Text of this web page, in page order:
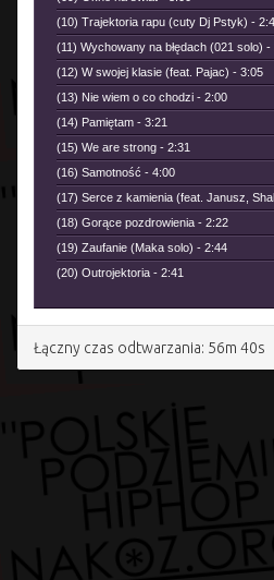
(10) Trajektoria rapu (cuty Dj Pstyk) -
(11) Wychowany na błędach (021 solo) -
(12) W swojej klasie (feat. Pajac) - 3:05
(13) Nie wiem o co chodzi - 2:00
(14) Pamiętam - 3:21
(15) We are strong - 2:31
(16) Samotność - 4:00
(17) Serce z kamienia (feat. Janusz,
(18) Gorące pozdrowienia - 2:22
(19) Zaufanie (Maka solo) - 2:44
(20) Outrojektoria - 2:41
Łączny czas odtwarzania: 56m 40s